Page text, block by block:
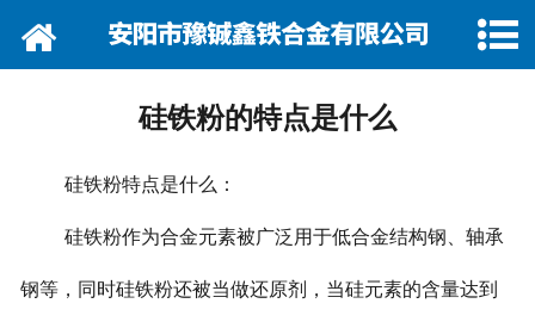
网站首页
硅铁粉的特点是什么
硅铁粉特点是什么：
硅铁粉作为合金元素被广泛用于低合金结构钢、轴承
钢等，同时硅铁粉还被当做还原剂，当硅元素的含量达到